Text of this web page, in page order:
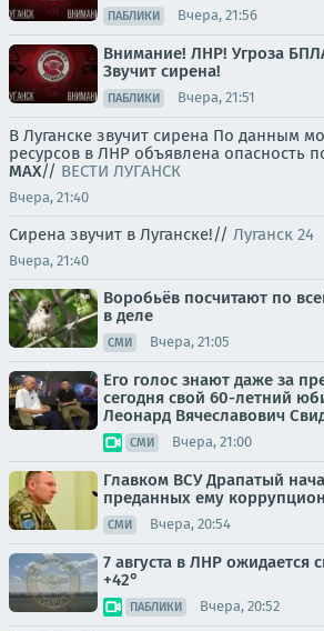
ПАБЛИКИ Вчера, 21:56
Внимание! ЛНР! Угроза
Звучит сирена!
ПАБЛИКИ Вчера, 21:51
В Луганске звучит сирена По данным
ресурсов в ЛНР объявлена опасность
MAX// ВЕСТИ ЛУГАНСК
Вчера, 21:40
Сирена звучит в Луганске!// Луганск 24
Вчера, 21:40
Воробьёв посчитают по
в деле
СМИ Вчера, 21:05
Его голос знают даже за
сегодня свой 60-летний
Леонард Вячеславович
СМИ Вчера, 21:00
Главком ВСУ Драпатый
преданных ему
СМИ Вчера, 20:54
7 августа в ЛНР ожидается
+42°
ПАБЛИКИ Вчера, 20:52